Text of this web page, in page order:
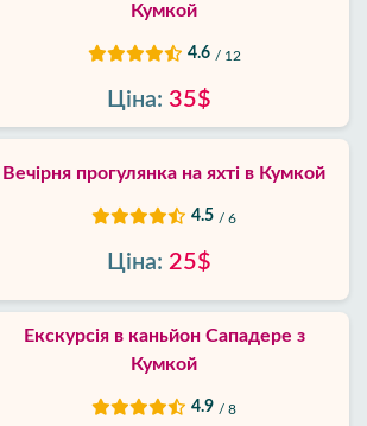
Кумкой
4.6 / 12
Ціна: 35$
Вечірня прогулянка на яхті в Кумкой
4.5 / 6
Ціна: 25$
Екскурсія в каньйон Сападере з
Кумкой
4.9 / 8